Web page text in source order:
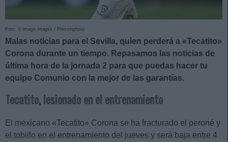
Foto: © imago images / Pressinphoto
Malas noticias para el Sevilla, quien perderá a «Tecatito»
Corona durante un tiempo. Repasamos las noticias de
última hora de la jornada 2 para que puedas hacer tu
equipo Comunio con la mejor de las garantías.
Tecatito, lesionado en el entrenamiento
El mexicano «Tecatito» Corona se ha fracturado el peroné y
el tobillo en el entrenamiento del jueves y será baja entre 4